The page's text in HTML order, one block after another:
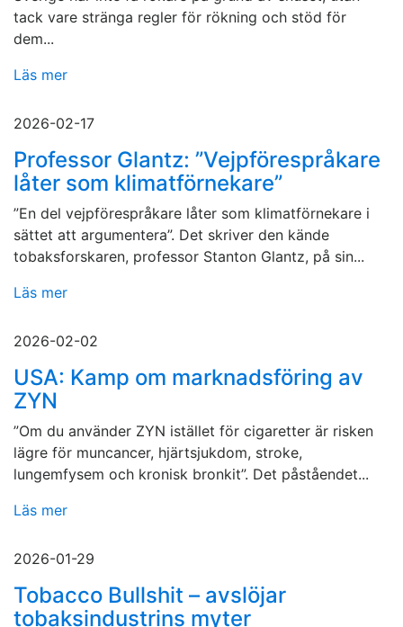
tack vare stränga regler för rökning och stöd för
dem...
Läs mer
2026-02-17
Professor Glantz: ”Vejpförespråkare
låter som klimatförnekare”
”En del vejpförespråkare låter som klimatförnekare i
sättet att argumentera”. Det skriver den kände
tobaksforskaren, professor Stanton Glantz, på sin...
Läs mer
2026-02-02
USA: Kamp om marknadsföring av
ZYN
”Om du använder ZYN istället för cigaretter är risken
lägre för muncancer, hjärtsjukdom, stroke,
lungemfysem och kronisk bronkit”. Det påståendet...
Läs mer
2026-01-29
Tobacco Bullshit – avslöjar
tobaksindustrins myter